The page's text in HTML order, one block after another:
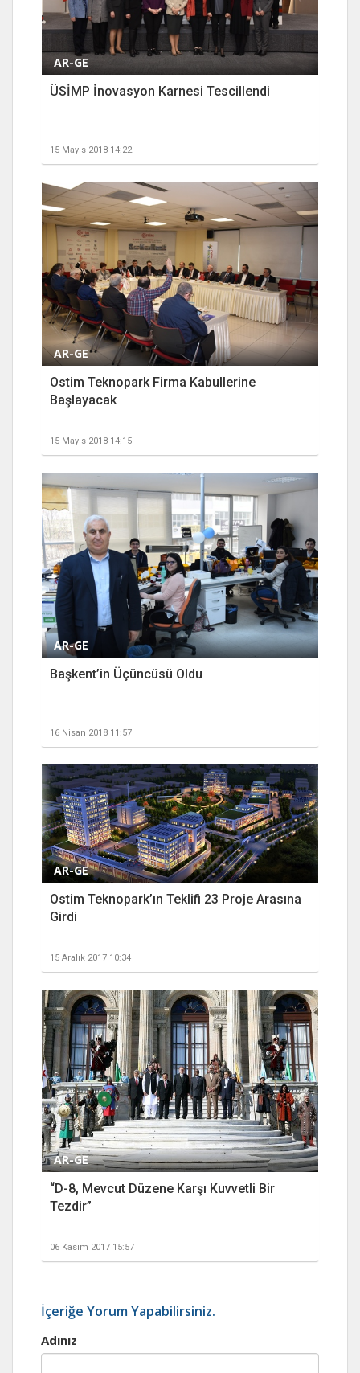
AR-GE
ÜSİMP İnovasyon Karnesi Tescillendi
15 Mayıs 2018 14:22
AR-GE
Ostim Teknopark Firma Kabullerine
Başlayacak
15 Mayıs 2018 14:15
AR-GE
Başkent’in Üçüncüsü Oldu
16 Nisan 2018 11:57
AR-GE
Ostim Teknopark’ın Teklifi 23 Proje Arasına
Girdi
15 Aralık 2017 10:34
AR-GE
“D-8, Mevcut Düzene Karşı Kuvvetli Bir
Tezdir”
06 Kasım 2017 15:57
İçeriğe Yorum Yapabilirsiniz.
Adınız